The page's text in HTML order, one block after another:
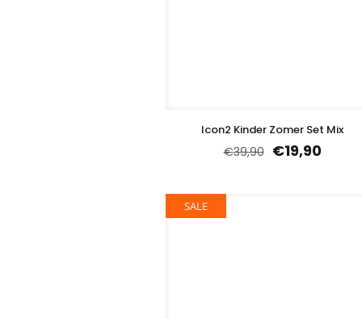
Icon2 Kinder Zomer Set Mix
€39,90 €19,90
SALE